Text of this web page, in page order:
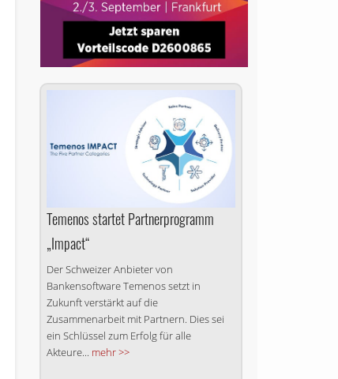
Temenos startet Partnerprogramm
„Impact“
Der Schweizer Anbieter von
Bankensoftware Temenos setzt in
Zukunft verstärkt auf die
Zusammenarbeit mit Partnern. Dies sei
ein Schlüssel zum Erfolg für alle
Akteure... mehr >>